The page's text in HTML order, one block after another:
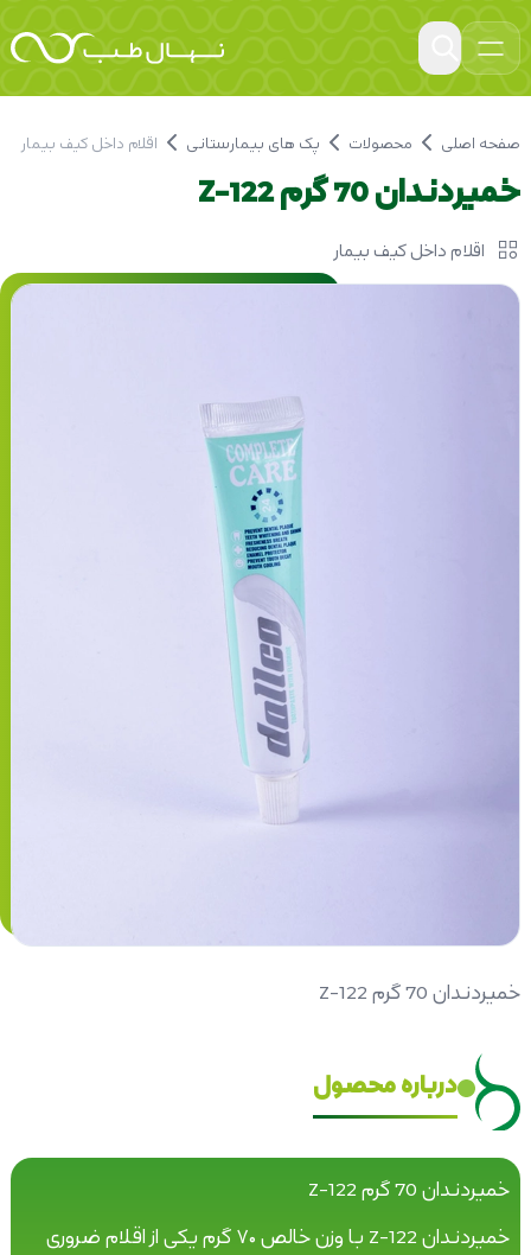
صفحه اصلی محصولات پک های بیمارستانی اقلام داخل کیف بیمار
خمیردندان 70 گرم Z-122
اقلام داخل کیف بیمار
خمیردندان 70 گرم Z-122
درباره محصول
خمیردندان 70 گرم Z-122
خمیردندان Z-122 با وزن خالص ۷۰ گرم یکی از اقلام ضروری